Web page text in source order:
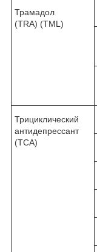
Трамадол
(TRA) (TML)
Трициклический
антидепрессант
(ТСА)